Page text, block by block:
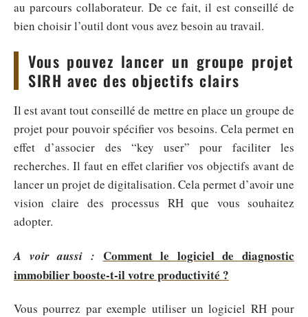
au parcours collaborateur. De ce fait, il est conseillé de
bien choisir l’outil dont vous avez besoin au travail.
Vous pouvez lancer un groupe projet
SIRH avec des objectifs clairs
Il est avant tout conseillé de mettre en place un groupe de
projet pour pouvoir spécifier vos besoins. Cela permet en
effet d’associer des “key user” pour faciliter les
recherches. Il faut en effet clarifier vos objectifs avant de
lancer un projet de digitalisation. Cela permet d’avoir une
vision claire des processus RH que vous souhaitez
adopter.
A voir aussi : Comment le logiciel de diagnostic
immobilier booste-t-il votre productivité ?
Vous pourrez par exemple utiliser un logiciel RH pour